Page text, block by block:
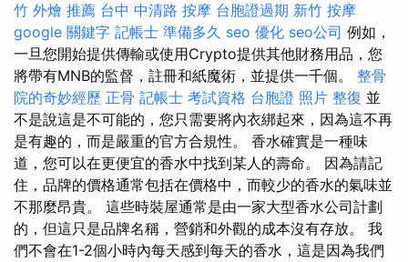
竹 外燴 推薦 台中 中清路 按摩 台胞證過期 新竹 按摩
google 關鍵字 記帳士 準備多久 seo 優化 seo公司 例如，
一旦您開始提供傳輸或使用Crypto提供其他財務用品，您
將帶有MNB的監督，註冊和紙魔術，並提供一千個。 整骨
院的奇妙經歷 正骨 記帳士 考試資格 台胞證 照片 整復 並
不是說這是不可能的，您只需要將內衣綁起來，因為這不再
是有趣的，而是嚴重的官方合規性。 香水確實是一種味
道，您可以在更便宜的香水中找到某人的壽命。 因為請記
住，品牌的價格通常包括在價格中，而較少的香水的氣味並
不那麼昂貴。 這些時裝屋通常是由一家大型香水公司計劃
的，但這只是品牌名稱，營銷和外觀的成本沒有存放。 我
們不會在1-2個小時內每天感到每天的香水，這是因為我們